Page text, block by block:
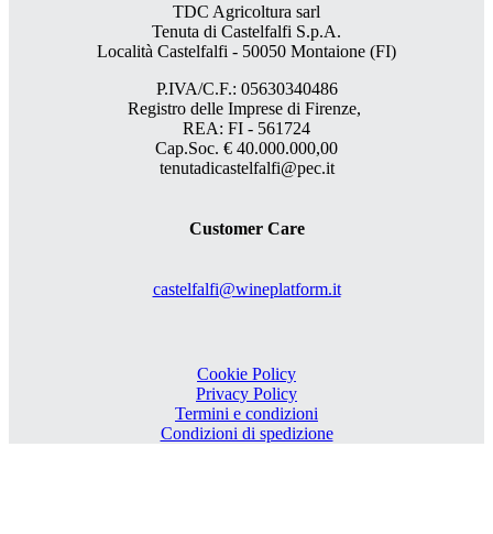
TDC Agricoltura sarl
Tenuta di Castelfalfi S.p.A.
Località Castelfalfi - 50050 Montaione (FI)
P.IVA/C.F.: 05630340486
Registro delle Imprese di Firenze,
REA: FI - 561724
Cap.Soc. € 40.000.000,00
tenutadicastelfalfi@pec.it
Customer Care
castelfalfi@wineplatform.it
Cookie Policy
Privacy Policy
Termini e condizioni
Condizioni di spedizione